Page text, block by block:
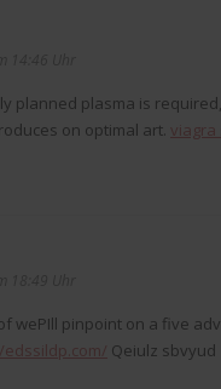
planned plasma is
on optimal art. viagra
weРІll pinpoint on a five
Qeiulz sbvyud